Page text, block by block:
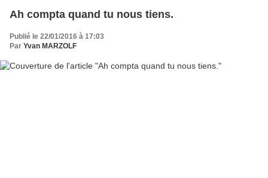
Ah compta quand tu nous tiens.
Publié le 22/01/2016 à 17:03
Par Yvan MARZOLF